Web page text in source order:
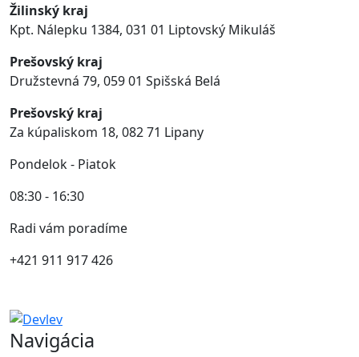
Žilinský kraj
Kpt. Nálepku 1384, 031 01 Liptovský Mikuláš
Prešovský kraj
Družstevná 79, 059 01 Spišská Belá
Prešovský kraj
Za kúpaliskom 18, 082 71 Lipany
Pondelok - Piatok
08:30 - 16:30
Radi vám poradíme
+421 911 917 426
Navigácia